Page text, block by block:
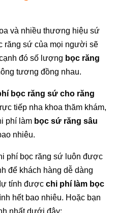
và nhiều thương hiệu sứ
răng sứ của mọi người sẽ
đó số lượng bọc răng
tương đồng nhau.
bọc răng sứ cho răng
tiếp nha khoa thăm khám,
phí làm bọc sứ răng sâu
nhiêu.
phí bọc răng sứ luôn được
để khách hàng dễ dàng
tính được chi phí làm bọc
hết bao nhiêu. Hoặc bạn
nhất dưới đây: